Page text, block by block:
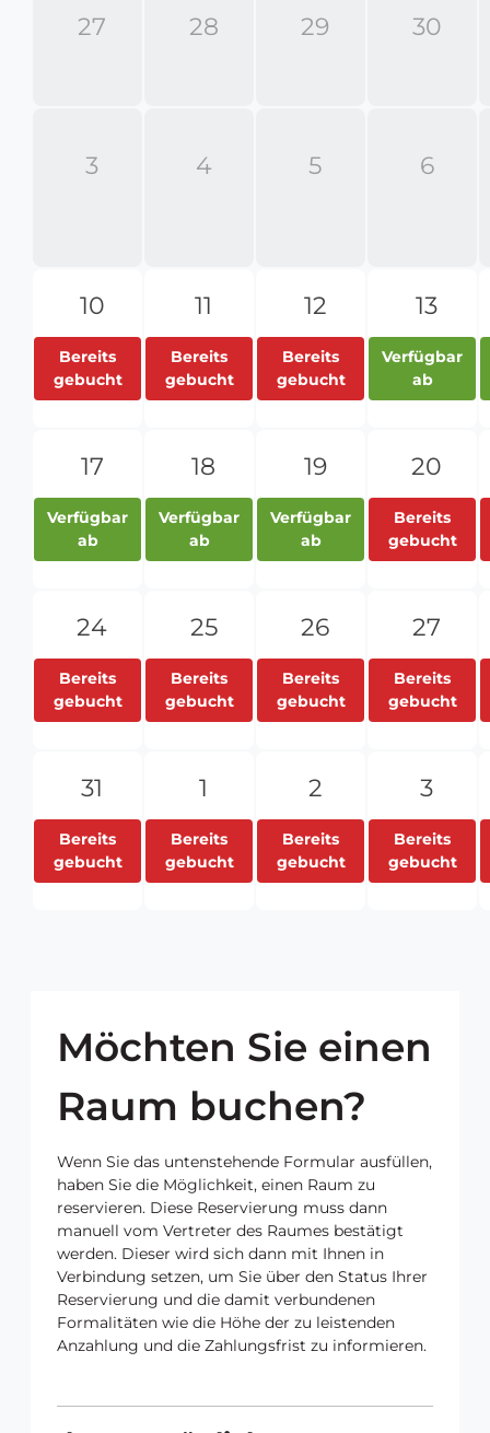
Räume
27 28 29 30
3 4 5 6
10
Bereits
gebucht
11
Bereits
gebucht
12
Bereits
gebucht
13
Verfügbar
ab
17
Verfügbar
ab
18
Verfügbar
ab
19
Verfügbar
ab
20
Bereits
gebucht
24
Bereits
gebucht
25
Bereits
gebucht
26
Bereits
gebucht
27
Bereits
gebucht
31
Bereits
gebucht
1
Bereits
gebucht
2
Bereits
gebucht
3
Bereits
gebucht
Möchten Sie einen
Raum buchen?
Wenn Sie das untenstehende Formular ausfüllen,
haben Sie die Möglichkeit, einen Raum zu
reservieren. Diese Reservierung muss dann
manuell vom Vertreter des Raumes bestätigt
werden. Dieser wird sich dann mit Ihnen in
Verbindung setzen, um Sie über den Status Ihrer
Reservierung und die damit verbundenen
Formalitäten wie die Höhe der zu leistenden
Anzahlung und die Zahlungsfrist zu informieren.
T
S
b
a